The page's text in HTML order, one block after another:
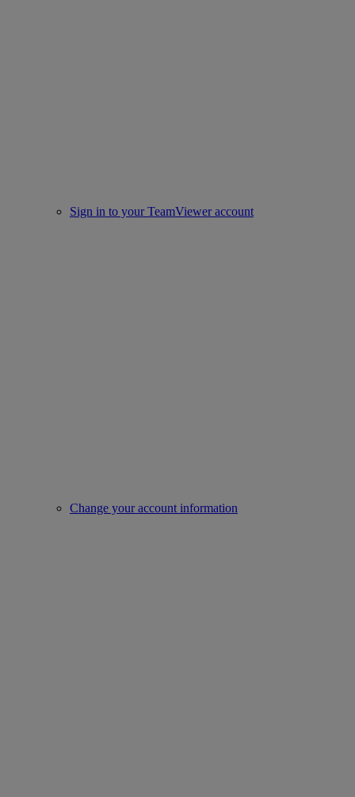
Sign in to your TeamViewer account
Change your account information